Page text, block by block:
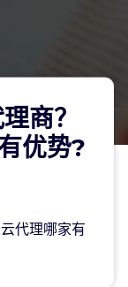
商？
优势?
代理哪家有
阳阿里云